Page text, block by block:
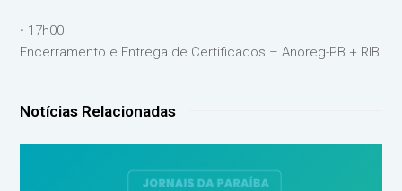
• 17h00
Encerramento e Entrega de Certificados – Anoreg-PB + RIB
Notícias Relacionadas